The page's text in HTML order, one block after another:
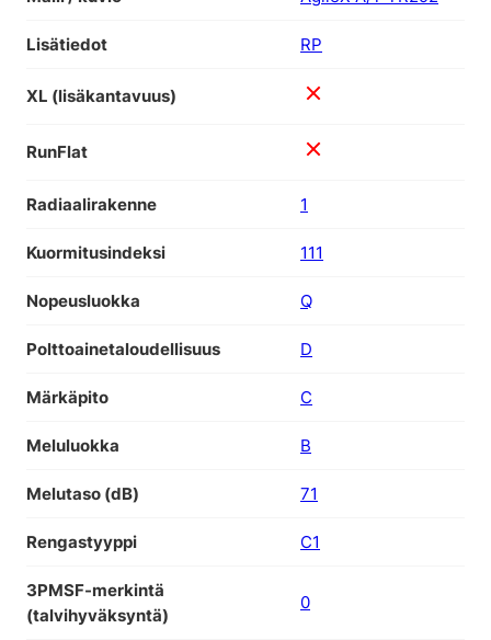
Lisätiedot RP
XL (lisäkantavuus)
RunFlat
Radiaalirakenne 1
Kuormitusindeksi 111
Nopeusluokka Q
Polttoainetaloudellisuus D
Märkäpito C
Meluluokka B
Melutaso (dB) 71
Rengastyyppi C1
3PMSF-merkintä
(talvihyväksyntä)
0